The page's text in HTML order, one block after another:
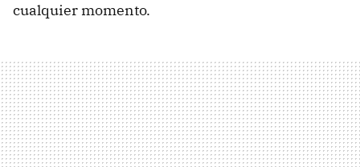
cualquier momento.